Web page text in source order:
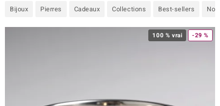
Bijoux Pierres Cadeaux Collections Best-sellers
100 % vrai -29 %